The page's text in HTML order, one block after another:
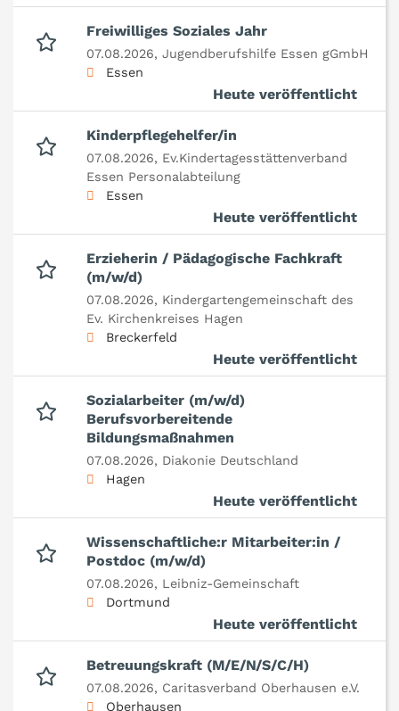
Freiwilliges Soziales Jahr
07.08.2026, Jugendberufshilfe Essen gGmbH
Essen
Heute veröffentlicht
Kinderpflegehelfer/in
07.08.2026, Ev.Kindertagesstättenverband
Essen Personalabteilung
Essen
Heute veröffentlicht
Erzieherin / Pädagogische Fachkraft
(m/w/d)
07.08.2026, Kindergartengemeinschaft des
Ev. Kirchenkreises Hagen
Breckerfeld
Heute veröffentlicht
Sozialarbeiter (m/w/d)
Berufsvorbereitende
Bildungsmaßnahmen
07.08.2026, Diakonie Deutschland
Hagen
Heute veröffentlicht
Wissenschaftliche:r Mitarbeiter:in /
Postdoc (m/w/d)
07.08.2026, Leibniz-Gemeinschaft
Dortmund
Heute veröffentlicht
Betreuungskraft (M/E/N/S/C/H)
07.08.2026, Caritasverband Oberhausen e.V.
Oberhausen